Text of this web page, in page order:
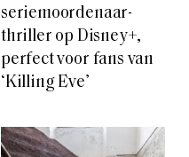
seriemoordenaar-
thriller op Disney+,
perfect voor fans van
‘Killing Eve’